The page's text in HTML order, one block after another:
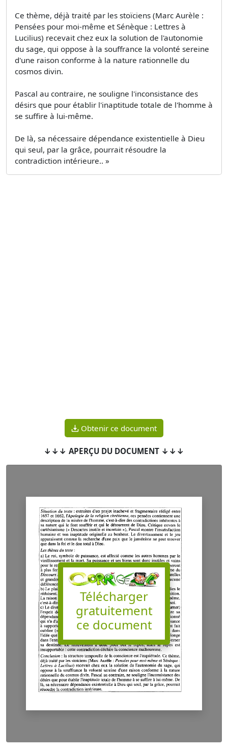
Ce thème, déjà traité par les stoïciens (Marc Aurèle :
Pensées pour moi-même et Sénèque : Lettres à
Lucilius) recevait chez eux la solution de l'autonomie
du sage, qui oppose à la souffrance la volonté sereine
d'une raison conforme à la nature rationnelle du
cosmos divin.
Pascal au contraire, ne souligne l'inconsistance des
désirs que pour établir l'inaptitude totale de l'homme à
se suffire à lui-même.
De là, sa nécessaire dépendance existentielle à Dieu
qui seul, par la grâce, pourrait résoudre la
contradiction intérieure.. »
Obtenir ce document
↓↓↓ APERÇU DU DOCUMENT ↓↓↓
Télécharger
gratuitement
ce document